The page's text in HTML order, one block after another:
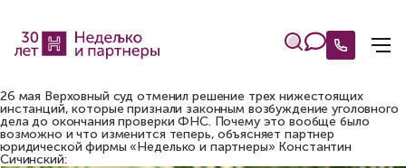
26 мая Верховный суд отменил решение трех нижестоящих
инстанций, которые признали законным возбуждение уголовного
дела до окончания проверки ФНС. Почему это вообще было
возможно и что изменится теперь, объясняет партнер
юридической фирмы «Неделько и партнеры» Константин
Сичинский: